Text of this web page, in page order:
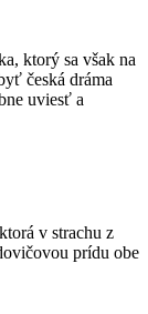
ktorý sa však na
česká dráma
uviesť a
v strachu z
prídu obe